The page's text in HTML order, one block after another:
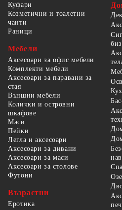
Куфари
Козметични и тоалетни
чанти
Раници
Мебели
Аксесоари за офис мебели
Комплекти мебели
Аксесоари за паравани за
стая
Външни мебели
Колички и островни
шкафове
Маси
Пейки
Легла и аксесоари
Аксесоари за дивани
Аксесоари за маси
Аксесоари за столове
Футони
Възрастни
Еротика